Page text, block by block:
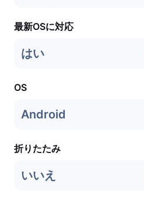
最新OSに対応
はい
OS
Android
折りたたみ
いいえ